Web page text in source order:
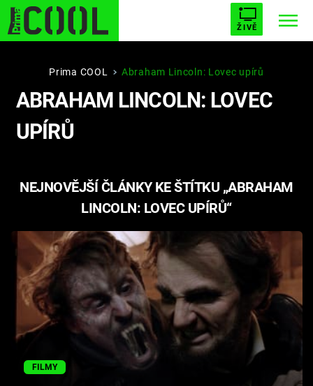
ŽIVĚ
STARHOUSE BUFFY, PŘEMOŽITELKA UPÍRŮ
ESCAPE PLNEJ KOTEL AVENGERS 5
Témata
Seriály
Hry
Cool Esport
Pořady
Prima COOL Abraham Lincoln: Lovec upírů
ABRAHAM LINCOLN: LOVEC
UPÍRŮ
NEJNOVĚJŠÍ ČLÁNKY KE ŠTÍTKU „ABRAHAM
LINCOLN: LOVEC UPÍRŮ“
FILMY